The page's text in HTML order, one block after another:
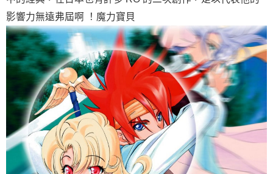
影響力無遠弗屆啊 ！魔力寶貝